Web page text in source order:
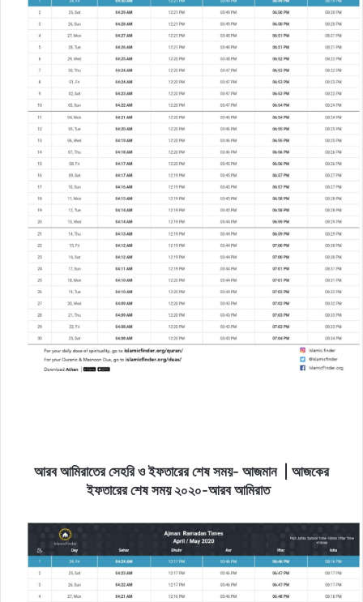
আরব আমিরাতের সেহরি ও ইফতারের শেষ সময়- আজমান | আজকের
ইফতারের শেষ সময় ২০২০-আরব আমিরাত